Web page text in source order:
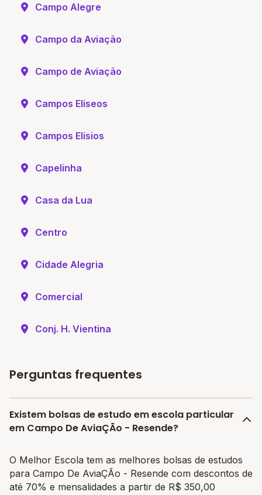
Campo Alegre
Campo da Aviação
Campo de Aviação
Campos Eliseos
Campos Elisios
Capelinha
Casa da Lua
Centro
Cidade Alegria
Comercial
Conj. H. Vientina
Perguntas frequentes
Existem bolsas de estudo em escola particular
em Campo De AviaÇÃo - Resende?
O Melhor Escola tem as melhores bolsas de estudos
para Campo De AviaÇÃo - Resende com descontos de
até 70% e mensalidades a partir de R$ 350,00